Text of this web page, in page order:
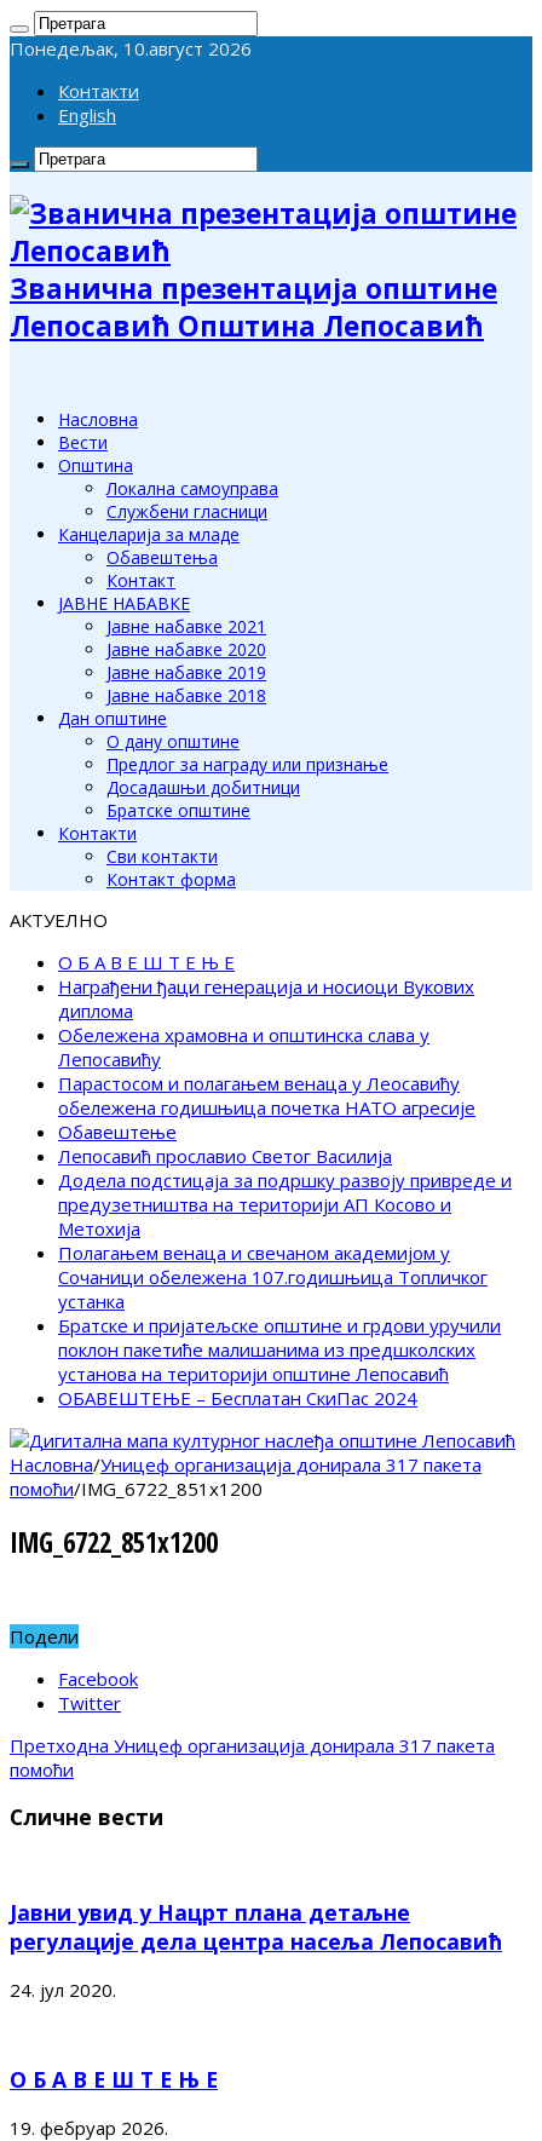
Понедељак, 10.август 2026
Контакти
English
Званична презентација општине
Лепосавић Општина Лепосавић
Насловна
Вести
Општина
Локална самоуправа
Службени гласници
Канцеларија за младе
Обавештења
Контакт
ЈАВНЕ НАБАВКЕ
Јавне набавке 2021
Јавне набавке 2020
Јавне набавке 2019
Јавне набавке 2018
Дан општине
О дану општине
Предлог за награду или признање
Досадашњи добитници
Братске општине
Контакти
Сви контакти
Контакт форма
АКТУЕЛНО
О Б А В Е Ш Т Е Њ Е
Награђени ђаци генерација и носиоци Вукових
диплома
Обележена храмовна и општинска слава у
Лепосавићу
Парастосом и полагањем венаца у Леосавићу
обележена годишњица почетка НАТО агресије
Обавештење
Лепосавић прославио Светог Василија
Додела подстицаја за подршку развоју привреде и
предузетништва на територији АП Косово и
Метохија
Полагањем венаца и свечаном академијом у
Сочаници обележена 107.годишњица Топличког
устанка
Братске и пријатељске општине и грдови уручили
поклон пакетиће малишанима из предшколских
установа на територији општине Лепосавић
ОБАВЕШТЕЊЕ – Бесплатан СкиПас 2024
Насловна/Уницеф организација донирала 317 пакета
помоћи/IMG_6722_851x1200
IMG_6722_851x1200
Подели
Facebook
Twitter
Претходна Уницеф организација донирала 317 пакета
помоћи
Сличне вести
Јавни увид у Нацрт плана детаљне
регулације дела центра насеља Лепосавић
24. јул 2020.
О Б А В Е Ш Т Е Њ Е
19. фебруар 2026.